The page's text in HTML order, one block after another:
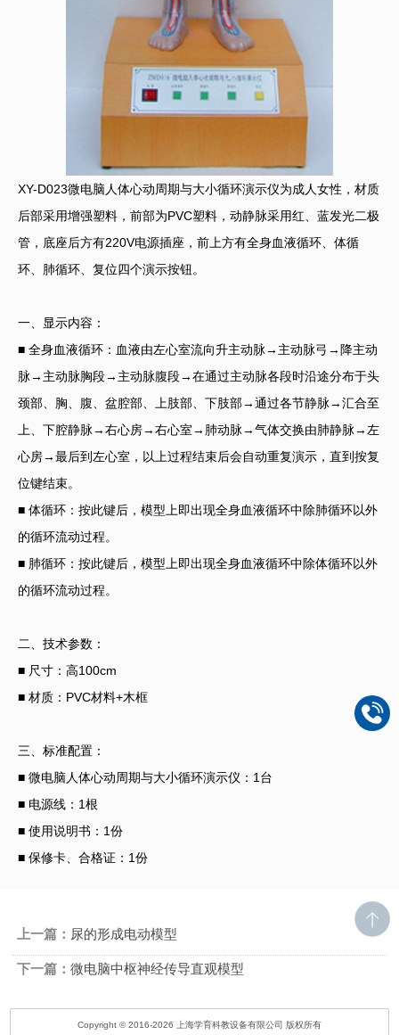
XY-D023微电脑人体心动周期与大小循环演示仪为成人女性，材质
后部采用增强塑料，前部为PVC塑料，动静脉采用红、蓝发光二极
管，底座后方有220V电源插座，前上方有全身血液循环、体循
环、肺循环、复位四个演示按钮。
一、显示内容：
■ 全身血液循环：血液由左心室流向升主动脉→主动脉弓→降主动
脉→主动脉胸段→主动脉腹段→在通过主动脉各段时沿途分布于头
颈部、胸、腹、盆腔部、上肢部、下肢部→通过各节静脉→汇合至
上、下腔静脉→右心房→右心室→肺动脉→气体交换由肺静脉→左
心房→最后到左心室，以上过程结束后会自动重复演示，直到按复
位键结束。
■ 体循环：按此键后，模型上即出现全身血液循环中除肺循环以外
的循环流动过程。
■ 肺循环：按此键后，模型上即出现全身血液循环中除体循环以外
的循环流动过程。
二、技术参数：
■ 尺寸：高100cm
■ 材质：PVC材料+木框
三、标准配置：
■ 微电脑人体心动周期与大小循环演示仪：1台
■ 电源线：1根
■ 使用说明书：1份
■ 保修卡、合格证：1份
上一篇： 尿的形成电动模型
下一篇： 微电脑中枢神经传导直观模型
Copyright © 2016-2026 上海学育科教设备有限公司 版权所有